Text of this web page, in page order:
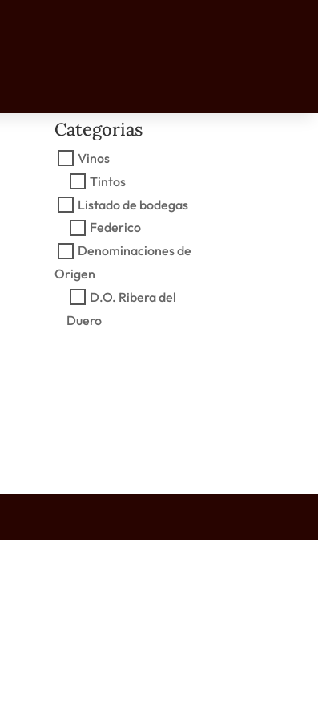
Categorias
Vinos
Tintos
Listado de bodegas
Federico
Denominaciones de
Origen
D.O. Ribera del
Duero